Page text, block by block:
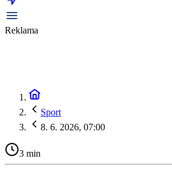
Reklama
Sport
8. 6. 2026, 07:00
3 min